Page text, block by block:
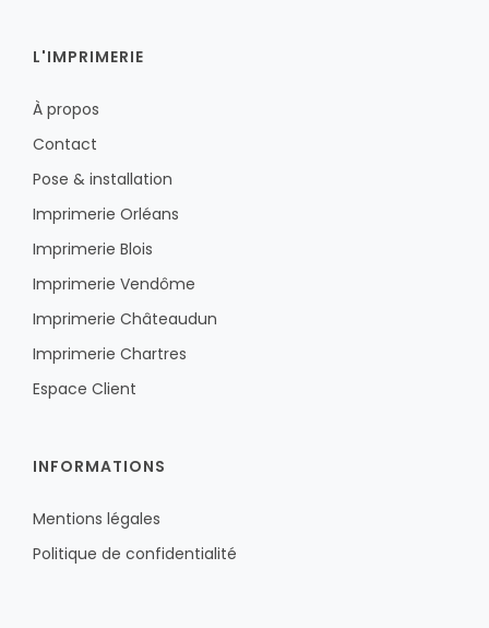
L'IMPRIMERIE
À propos
Contact
Pose & installation
Imprimerie Orléans
Imprimerie Blois
Imprimerie Vendôme
Imprimerie Châteaudun
Imprimerie Chartres
Espace Client
INFORMATIONS
Mentions légales
Politique de confidentialité